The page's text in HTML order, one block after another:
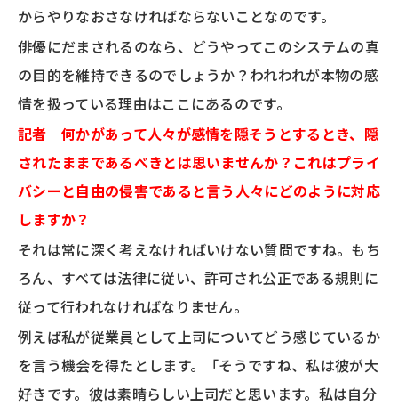
からやりなおさなければならないことなのです。
俳優にだまされるのなら、どうやってこのシステムの真
の目的を維持できるのでしょうか？われわれが本物の感
情を扱っている理由はここにあるのです。
記者 何かがあって人々が感情を隠そうとするとき、隠
されたままであるべきとは思いませんか？これはプライ
バシーと自由の侵害であると言う人々にどのように対応
しますか？
それは常に深く考えなければいけない質問ですね。もち
ろん、すべては法律に従い、許可され公正である規則に
従って行われなければなりません。
例えば私が従業員として上司についてどう感じているか
を言う機会を得たとします。「そうですね、私は彼が大
好きです。彼は素晴らしい上司だと思います。私は自分